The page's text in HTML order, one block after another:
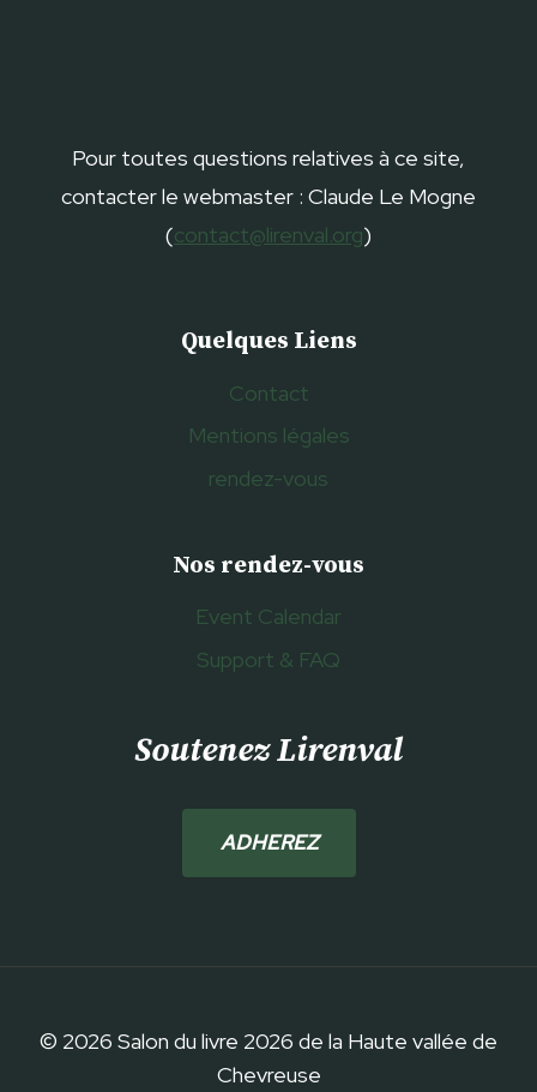
Pour toutes questions relatives à ce site,
contacter le webmaster : Claude Le Mogne
(contact@lirenval.org)
Quelques Liens
Contact
Mentions légales
rendez-vous
Nos rendez-vous
Event Calendar
Support & FAQ
Soutenez Lirenval
ADHEREZ
© 2026 Salon du livre 2026 de la Haute vallée de
Chevreuse